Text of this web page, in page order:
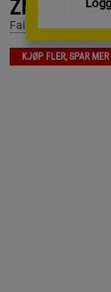
ZMA, 90
Fairing
KJØP FLER, SPAR MER